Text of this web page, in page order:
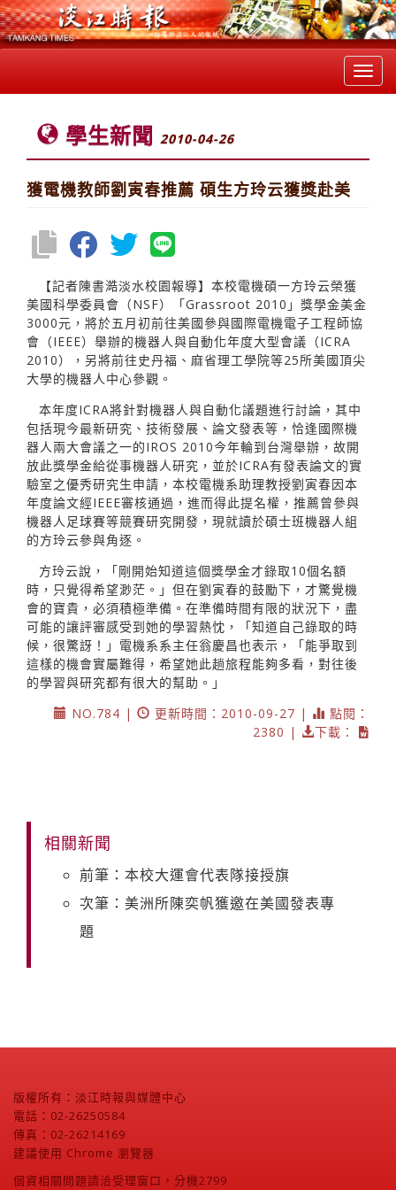
學生新聞 2010-04-26
獲電機教師劉寅春推薦 碩生方玲云獲獎赴美
【記者陳書澔淡水校園報導】本校電機碩一方玲云榮獲
美國科學委員會（NSF）「Grassroot 2010」獎學金美金
3000元，將於五月初前往美國參與國際電機電子工程師協
會（IEEE）舉辦的機器人與自動化年度大型會議（ICRA
2010），另將前往史丹福、麻省理工學院等25所美國頂尖
大學的機器人中心參觀。
本年度ICRA將針對機器人與自動化議題進行討論，其中
包括現今最新研究、技術發展、論文發表等，恰逢國際機
器人兩大會議之一的IROS 2010今年輪到台灣舉辦，故開
放此獎學金給從事機器人研究，並於ICRA有發表論文的實
驗室之優秀研究生申請，本校電機系助理教授劉寅春因本
年度論文經IEEE審核通過，進而得此提名權，推薦曾參與
機器人足球賽等競賽研究開發，現就讀於碩士班機器人組
的方玲云參與角逐。
方玲云說，「剛開始知道這個獎學金才錄取10個名額
時，只覺得希望渺茫。」但在劉寅春的鼓勵下，才驚覺機
會的寶貴，必須積極準備。在準備時間有限的狀況下，盡
可能的讓評審感受到她的學習熱忱，「知道自己錄取的時
候，很驚訝！」電機系系主任翁慶昌也表示，「能爭取到
這樣的機會實屬難得，希望她此趟旅程能夠多看，對往後
的學習與研究都有很大的幫助。」
NO.784 |
更新時間：2010-09-27 |
點閱：
2380 |
下載：
相關新聞
前筆：本校大運會代表隊接授旗
次筆：美洲所陳奕帆獲邀在美國發表專
題
版權所有：淡江時報與媒體中心
電話：02-26250584
傳真：02-26214169
建議使用 Chrome 瀏覽器
個資相關問題請洽受理窗口，分機2799